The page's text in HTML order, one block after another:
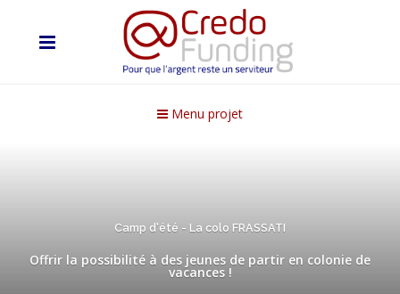
Menu projet
Camp d'été - La colo FRASSATI
Offrir la possibilité à des jeunes de partir en colonie de
vacances !